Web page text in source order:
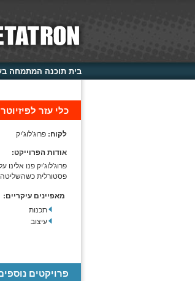
בית תוכנה המתמחה
כלי עזר
לקוח: פרוג'לוג'יק
אודות הפרוייקט:
פרוג'לוג'יק פנו
פסטורלית כשהשליטה
מאפיינים עיקריים:
תכנות
עיצוב
פרויקטים